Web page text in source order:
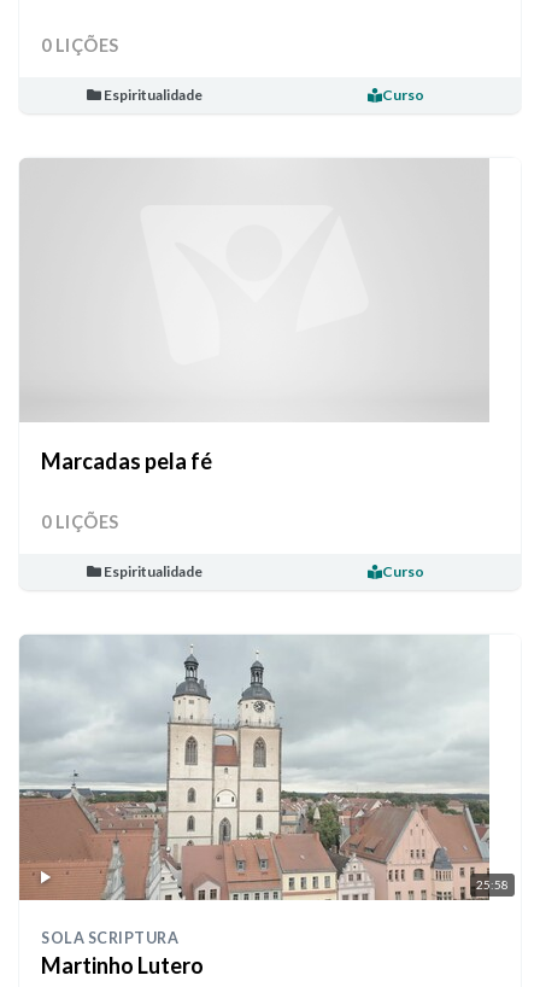
0 LIÇÕES
Espiritualidade Curso
Marcadas pela fé
0 LIÇÕES
Espiritualidade Curso
25:58
SOLA SCRIPTURA
Martinho Lutero